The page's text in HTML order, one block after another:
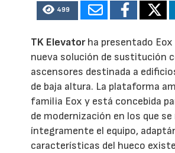
499
TK Elevatorha presentado Eox
nueva solución de sustitución
ascensores destinada a
de baja altura. La plataforma
familia Eox y está concebida
de modernización en los que se
íntegramente el equipo,
características del hueco